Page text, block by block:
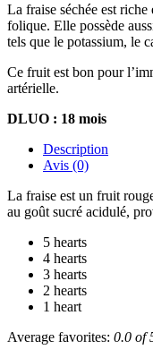
La fraise séchée est
folique. Elle possède
tels que le potassium, le
Ce fruit est bon pour
artérielle.
DLUO : 18 mois
Description
Avis (0)
La fraise est un fruit
au goût sucré acidulé,
5 hearts
4 hearts
3 hearts
2 hearts
1 heart
Average favorites: 0.0 of